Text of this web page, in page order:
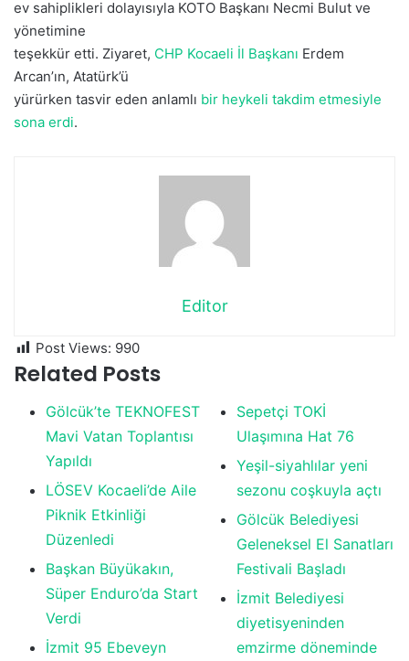
ev sahiplikleri dolayısıyla KOTO Başkanı Necmi Bulut ve
yönetimine
teşekkür etti. Ziyaret, CHP Kocaeli İl Başkanı Erdem
Arcan’ın, Atatürk’ü
yürürken tasvir eden anlamlı bir heykeli takdim etmesiyle
sona erdi.
Editor
Post Views: 990
Related Posts
Gölcük’te TEKNOFEST
Mavi Vatan Toplantısı
Yapıldı
LÖSEV Kocaeli’de Aile
Piknik Etkinliği
Düzenledi
Başkan Büyükakın,
Süper Enduro’da Start
Verdi
İzmit 95 Ebeveyn
Sepetçi TOKİ
Ulaşımına Hat 76
Yeşil-siyahlılar yeni
sezonu coşkuyla açtı
Gölcük Belediyesi
Geleneksel El Sanatları
Festivali Başladı
İzmit Belediyesi
diyetisyeninden
emzirme döneminde